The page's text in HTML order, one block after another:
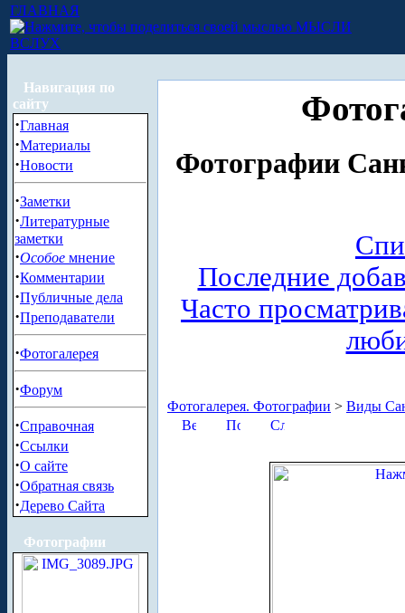
ГЛАВНАЯ
МЫСЛИ
ВСЛУХ
Навигация по
сайту
·Главная
·Материалы
·Новости
·Заметки
·Литературные
заметки
·Особое мнение
·Комментарии
·Публичные дела
·Преподаватели
·Фотогалерея
·Форум
·Справочная
·Ссылки
·О сайте
·Обратная связь
·Дерево Сайта
Фотографии
Фотографии
Последние
Часто
Фотогалерея. Фотографии > Виды